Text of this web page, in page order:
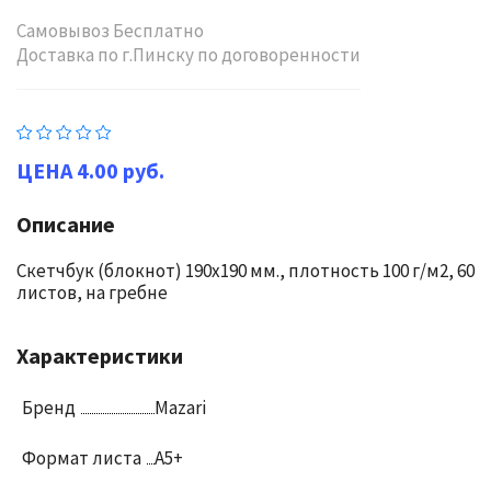
Самовывоз Бесплатно
Доставка по г.Пинску по договоренности
4.00 руб.
Описание
Скетчбук (блокнот) 190х190 мм., плотность 100 г/м2, 60
листов, на гребне
Характеристики
Бренд Mazari
Формат листа А5+